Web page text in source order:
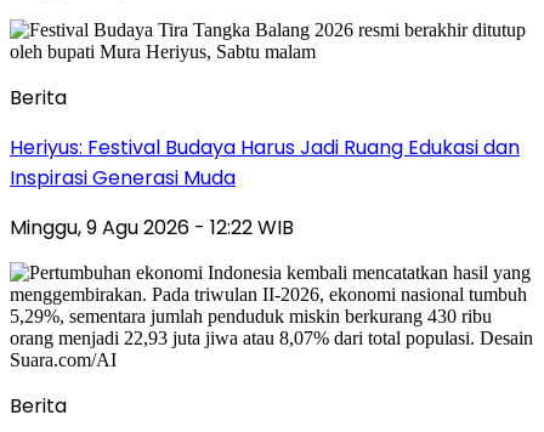
Berita
Heriyus: Festival Budaya Harus Jadi Ruang Edukasi dan
Inspirasi Generasi Muda
Minggu, 9 Agu 2026 - 12:22 WIB
Berita